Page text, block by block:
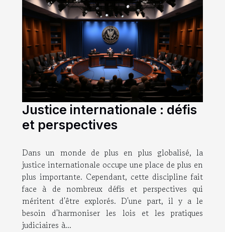
Justice internationale : défis
et perspectives
Dans un monde de plus en plus globalisé, la
justice internationale occupe une place de plus en
plus importante. Cependant, cette discipline fait
face à de nombreux défis et perspectives qui
méritent d'être explorés. D'une part, il y a le
besoin d'harmoniser les lois et les pratiques
judiciaires à...